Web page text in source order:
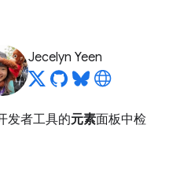
Jecelyn Yeen
发者工具的元素面板中检